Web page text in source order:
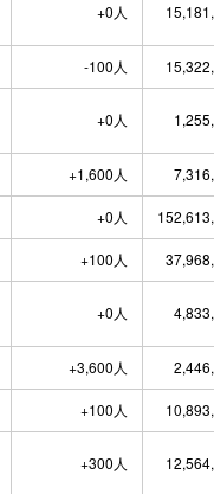
+0人
-100人
+0人
+1,600人
+0人
+100人
+0人
+3,600人
+100人
+300人